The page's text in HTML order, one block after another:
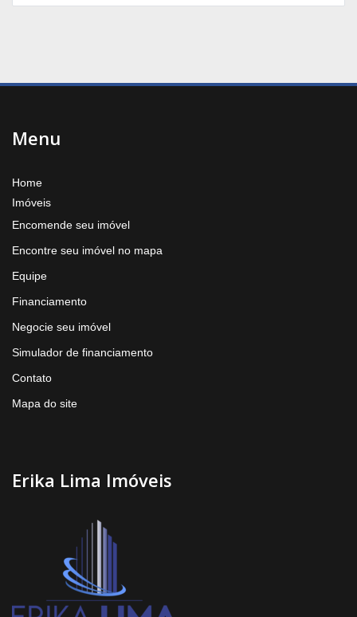
Menu
Home
Imóveis
Encomende seu imóvel
Encontre seu imóvel no mapa
Equipe
Financiamento
Negocie seu imóvel
Simulador de financiamento
Contato
Mapa do site
Erika Lima Imóveis